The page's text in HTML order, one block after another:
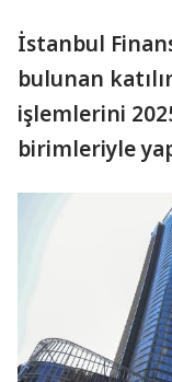
İstanbul
bulunan
işlemlerini
birimleriyle